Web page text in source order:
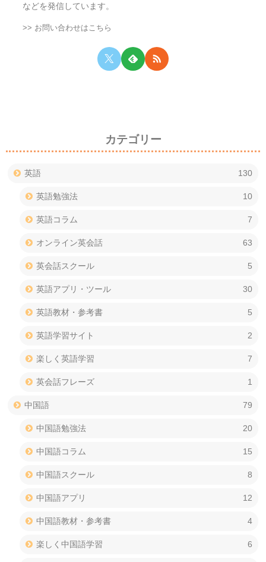
などを発信しています。
>> お問い合わせはこちら
カテゴリー
英語 130
英語勉強法 10
英語コラム 7
オンライン英会話 63
英会話スクール 5
英語アプリ・ツール 30
英語教材・参考書 5
英語学習サイト 2
楽しく英語学習 7
英会話フレーズ 1
中国語 79
中国語勉強法 20
中国語コラム 15
中国語スクール 8
中国語アプリ 12
中国語教材・参考書 4
楽しく中国語学習 6